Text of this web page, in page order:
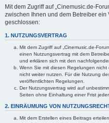
Mit dem Zugriff auf „Cinemusic.de-
zwischen Ihnen und dem Betreiber
geschlossen:
1. NUTZUNGSVERTRAG
Mit dem Zugriff auf „Cinemusic.de-
einen Nutzungsvertrag mit dem
und erklären sich mit den
Wenn Sie mit diesen Regelungen
nicht weiter nutzen. Für die Nutzung
veröffentlichten Regelungen.
Der Nutzungsvertrag wird auf
Seiten ohne Einhaltung einer Frist
2. EINRÄUMUNG VON
Mit dem Erstellen eines Beitrags